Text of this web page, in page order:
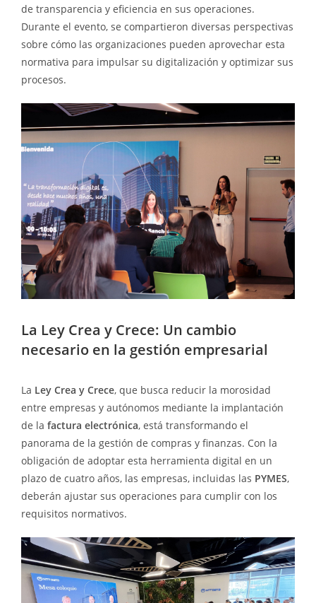
de transparencia y eficiencia en sus operaciones.
Durante el evento, se compartieron diversas perspectivas
sobre cómo las organizaciones pueden aprovechar esta
normativa para impulsar su digitalización y optimizar sus
procesos.
La Ley Crea y Crece: Un cambio
necesario en la gestión empresarial
La Ley Crea y Crece, que busca reducir la morosidad
entre empresas y autónomos mediante la implantación
de la factura electrónica, está transformando el
panorama de la gestión de compras y finanzas. Con la
obligación de adoptar esta herramienta digital en un
plazo de cuatro años, las empresas, incluidas las PYMES,
deberán ajustar sus operaciones para cumplir con los
requisitos normativos.